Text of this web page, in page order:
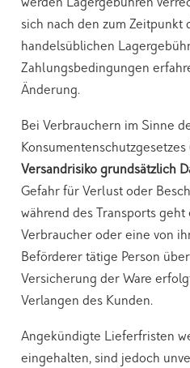
werden Lagergebühren
sich nach den zum Zeitpunkt
handelsüblichen
Zahlungsbedingungen
Änderung.
Bei Verbrauchern im Sinne
Konsumentenschutzgesetzes
Versandrisiko grundsätzlich
Gefahr für Verlust oder
während des Transports
Verbraucher oder eine von
Beförderer tätige Person
Versicherung der Ware
Verlangen des Kunden.
Angekündigte Lieferfristen
eingehalten, sind jedoch